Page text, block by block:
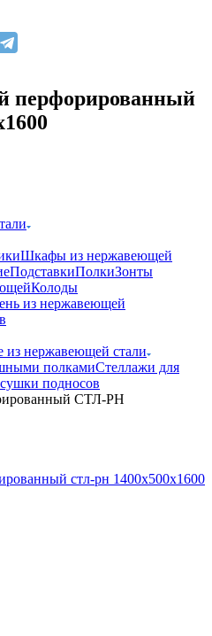
перфорированный
Шкафы из нержавеющей
ПодставкиПолкиЗонты
Колоды
из нержавеющей
из нержавеющей стали
полкамиСтеллажи для
подносов
СТЛ-РН